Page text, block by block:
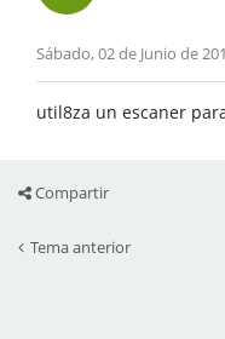
Sábado, 02 de Junio de
util8za un escaner
Compartir
Tema anterior